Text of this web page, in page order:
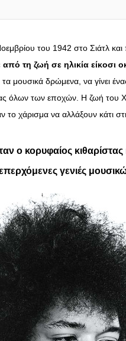
του 1942 στο Σιάτλ
από τη ζωή σε ηλικία είκοσι
τα μουσικά δρώμενα, να γίνει
όλων των εποχών. Η ζωή
χάρισμα να αλλάξουν κάτι
ο κορυφαίος
γενιές